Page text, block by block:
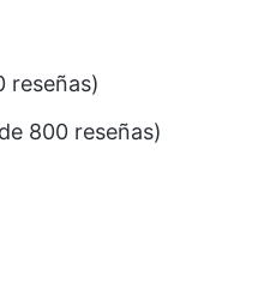
reseñas)
800 reseñas)